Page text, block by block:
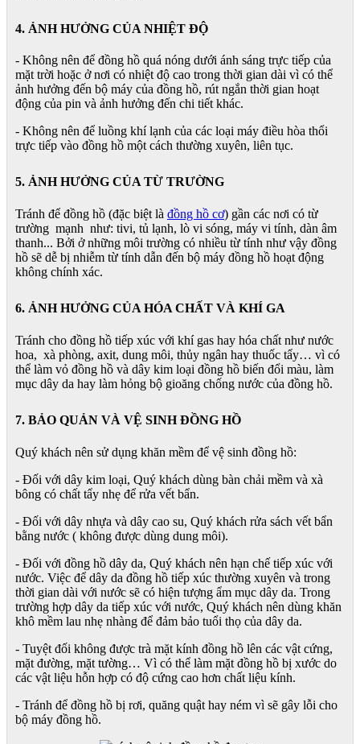
4. ẢNH HƯỞNG CỦA NHIỆT ĐỘ
- Không nên để đồng hồ quá nóng dưới ánh sáng trực tiếp của
mặt trời hoặc ở nơi có nhiệt độ cao trong thời gian dài vì có thể
ảnh hưởng đến bộ máy của đồng hồ, rút ngắn thời gian hoạt
động của pin và ảnh hưởng đến chi tiết khác.
- Không nên để luồng khí lạnh của các loại máy điều hòa thổi
trực tiếp vào đồng hồ một cách thường xuyên, liên tục.
5. ẢNH HƯỞNG CỦA TỪ TRƯỜNG
Tránh để đồng hồ (đặc biệt là đồng hồ cơ) gần các nơi có từ
trường mạnh như: tivi, tủ lạnh, lò vi sóng, máy vi tính, dàn âm
thanh... Bởi ở những môi trường có nhiều từ tính như vậy đồng
hồ sẽ dễ bị nhiễm từ tính dẫn đến bộ máy đồng hồ hoạt động
không chính xác.
6. ẢNH HƯỞNG CỦA HÓA CHẤT VÀ KHÍ GA
Tránh cho đồng hồ tiếp xúc với khí gas hay hóa chất như nước
hoa, xà phòng, axit, dung môi, thủy ngân hay thuốc tẩy… vì có
thể làm vỏ đồng hồ và dây kim loại đồng hồ biến đổi màu, làm
mục dây da hay làm hỏng bộ gioăng chống nước của đồng hồ.
7. BẢO QUẢN VÀ VỆ SINH ĐỒNG HỒ
Quý khách nên sử dụng khăn mềm để vệ sinh đồng hồ:
- Đối với dây kim loại, Quý khách dùng bàn chải mềm và xà
bông có chất tẩy nhẹ để rửa vết bẩn.
- Đối với dây nhựa và dây cao su, Quý khách rửa sách vết bẩn
bằng nước ( không được dùng dung môi).
- Đối với đồng hồ dây da, Quý khách nên hạn chế tiếp xúc với
nước. Việc để dây da đồng hồ tiếp xúc thường xuyên và trong
thời gian dài với nước sẽ có hiện tượng ẩm mục dây da. Trong
trường hợp dây da tiếp xúc với nước, Quý khách nên dùng khăn
khô mềm lau nhẹ nhàng để đảm bảo tuổi thọ của dây da.
- Tuyệt đối không được trà mặt kính đồng hồ lên các vật cứng,
mặt đường, mặt tường… Vì có thể làm mặt đồng hồ bị xước do
các vật liệu hỗn hợp có độ cứng cao hơn chất liệu kính.
- Tránh để đồng hồ bị rơi, quăng quật hay ném vì sẽ gây lỗi cho
bộ máy đồng hồ.